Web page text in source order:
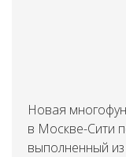
Новая
в Москве-Сити
выполненный